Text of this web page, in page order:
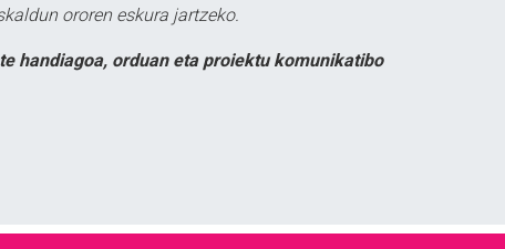
ororen eskura jartzeko.
handiagoa, orduan eta proiektu komunikatibo